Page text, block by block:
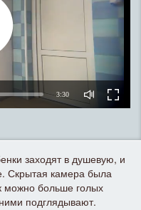
3:30
заходят в душевую, и
Скрытая камера была
можно больше голых
подглядывают.